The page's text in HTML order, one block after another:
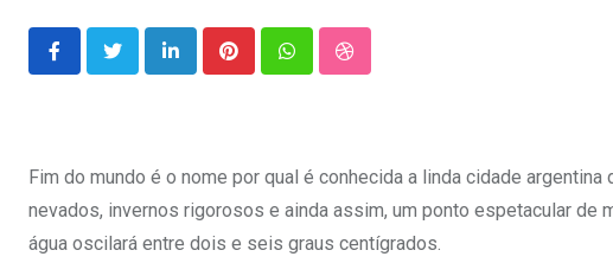
LinkedInPinterestWhatsappStumbleUpon
Fim do mundo é o nome por qual é conhecida a linda cidade
nevados, invernos rigorosos e ainda assim, um ponto espetacular de
água oscilará entre dois e seis graus centígrados.